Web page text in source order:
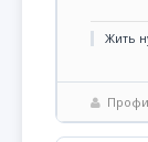
Жить